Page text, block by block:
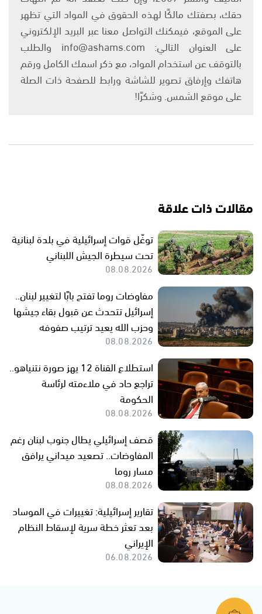
حقك، بصفتك مالكًا لهذه الحقوق في المواد التي تظهر
على الموقع، فيمكنك التواصل معنا عبر البريد الإلكتروني
على العنوان التالي: info@ashams.com والطلب
بالتوقف عن استخدام المواد، مع ذكر اسمك الكامل ورقم
هاتفك وإرفاق تصوير للشاشة ورابط للصفحة ذات الصلة
على موقع الشمس. وشكرًا!
مقالات ذات علاقة
توغّل قوات إسرائيلية في بلدة لبنانية
تحت سيطرة الجيش اللبناني
08.08.2026
مفاوضات روما تفتح بابًا لتغيير لبنان..
إسرائيل تتحدث عن قبول بقاء جيشها
وحزب الله يعيد ترتيب صفوفه
08.08.2026
استطلاع القناة 12 يهز صورة نتنياهو..
تراجع حاد في ملاءمته لرئاسة
الحكومة
08.08.2026
قصف إسرائيلي يطال جنوب لبنان رغم
المفاوضات.. تصعيد ميداني يرافق
مسار روما
08.08.2026
تقارير إسرائيلية: تغييرات في الموساد
بعد تعثر خطة سرية لإسقاط النظام
الإيراني
06.08.2026